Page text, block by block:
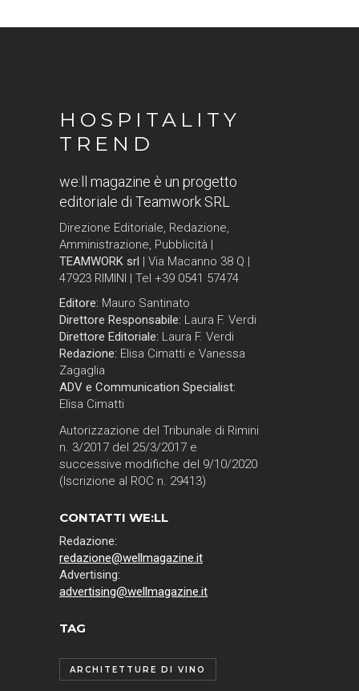
HOSPITALITY
TREND
we:ll magazine è un progetto
editoriale di Teamwork SRL
Direzione Editoriale, Redazione,
Amministrazione, Pubblicità |
TEAMWORK srl | Via Macanno 38 Q |
47923 RIMINI | Tel +39 0541 57474
Editore: Mauro Santinato
Direttore Responsabile: Laura F. Verdi
Direttore Editoriale: Laura F. Verdi
Redazione: Elisa Cimatti e Vanessa
Zagaglia
ADV e Communication Specialist:
Elisa Cimatti
Autorizzazione del Tribunale di Rimini
n. 3/2017 del 25/3/2017 e
successive modifiche del 9/10/2020
(Iscrizione al ROC n. 29413)
CONTATTI WE:LL
Redazione:
redazione@wellmagazine.it
Advertising:
advertising@wellmagazine.it
TAG
ARCHITETTURE DI VINO